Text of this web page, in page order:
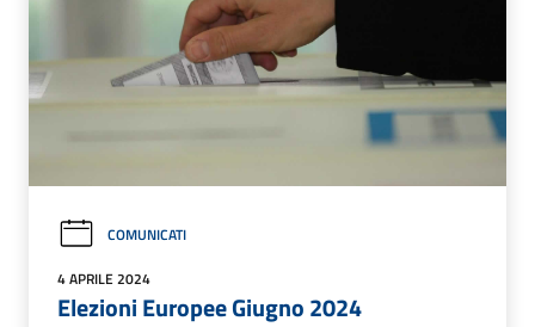
COMUNICATI
4 APRILE 2024
Elezioni Europee Giugno 2024